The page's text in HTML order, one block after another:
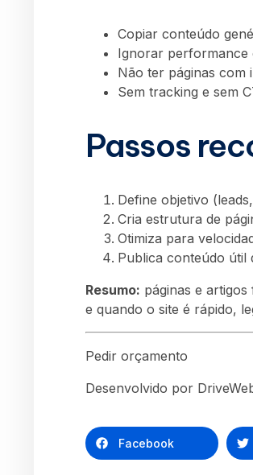
Copiar conteúdo
Ignorar performance
Não ter páginas com
Sem tracking e sem
Passos
Define objetivo
Cria estrutura de
Otimiza para
Publica conteúdo útil
Resumo: páginas e
e quando o site é rápido,
Pedir orçamento
Desenvolvido por
Facebook